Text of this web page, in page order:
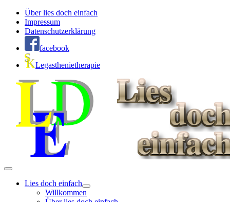
Über lies doch einfach
Impressum
Datenschutzerklärung
facebook
Legasthenietherapie
Lies doch einfach
Willkommen